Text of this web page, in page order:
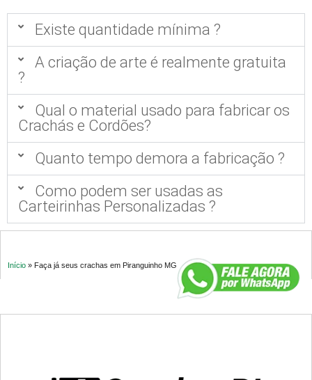
Existe quantidade mínima ?
A criação de arte é realmente gratuita
?
Qual o material usado para fabricar os
Crachás e Cordões?
Quanto tempo demora a fabricação ?
Como podem ser usadas as
Carteirinhas Personalizadas ?
Início » Faça já seus crachas em Piranguinho MG